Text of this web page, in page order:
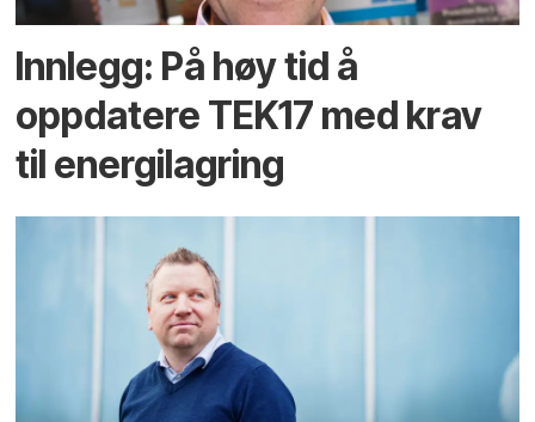
Innlegg: På høy tid å
oppdatere TEK17 med krav
til energilagring